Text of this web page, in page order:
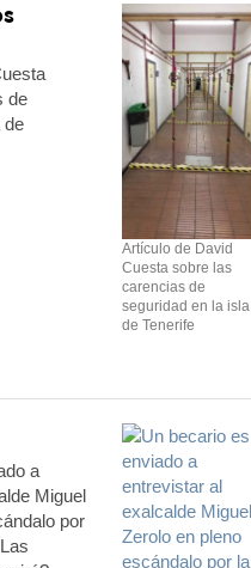
Artículo de David
Cuesta sobre las
carencias de
seguridad en la isla
de Tenerife
de
de
a
Miguel
por